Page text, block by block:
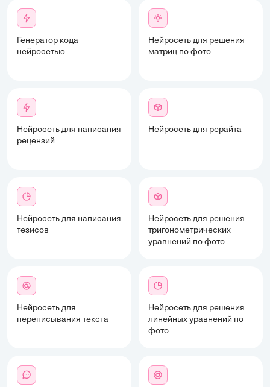
Генератор кода
нейросетью
Нейросеть для решения
матриц по фото
Нейросеть для написания
рецензий
Нейросеть для рерайта
Нейросеть для написания
тезисов
Нейросеть для решения
тригонометрических
уравнений по фото
Нейросеть для
переписывания текста
Нейросеть для решения
линейных уравнений по
фото